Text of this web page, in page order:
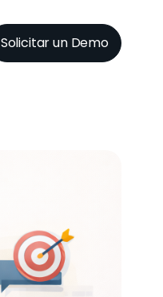
Solicitar un Demo